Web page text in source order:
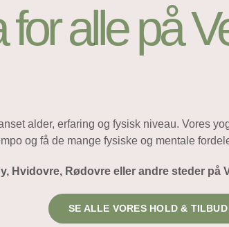
for alle på
alder, erfaring og fysisk niveau. Vores
og få de mange fysiske og mentale
Hvidovre, Rødovre eller andre steder på
SE ALLE VORES HOLD & TILBUD